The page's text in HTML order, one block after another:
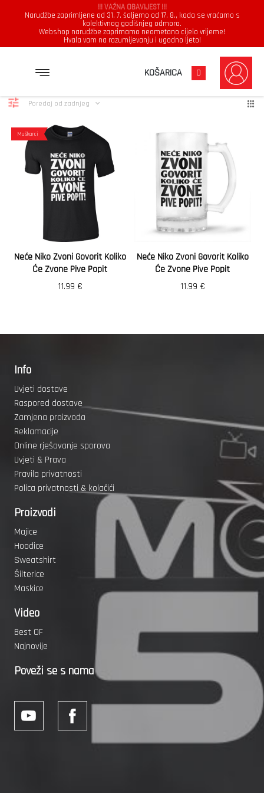
!!! VAŽNA OBAVIJEST !!!
Narudžbe zaprimljene od 31. 7. šaljemo od 17. 8., kada se vraćamo s
kolektivnog godišnjeg odmora.
Webshop narudžbe zaprimamo neometano cijelo vrijeme!
Hvala vam na razumijevanju i ugodno ljeto!
KOŠARICA 0
Zvone Prikazuje se svih 2 rezultataPoredano
Poredaj od zadnjeg
Muškarci
Neće Niko Zvoni Govorit Koliko
Će Zvone Pive Popit
11.99 €
Neće Niko Zvoni Govorit Koliko
Će Zvone Pive Popit
11.99 €
Info
Uvjeti dostave
Raspored dostave
Zamjena proizvoda
Reklamacije
Online rješavanje sporova
Uvjeti & Prava
Pravila privatnosti
Polica privatnosti & kolačići
Proizvodi
Majice
Hoodice
Sweatshirt
Šilterice
Maskice
Video
Best OF
Najnovije
Poveži se s nama